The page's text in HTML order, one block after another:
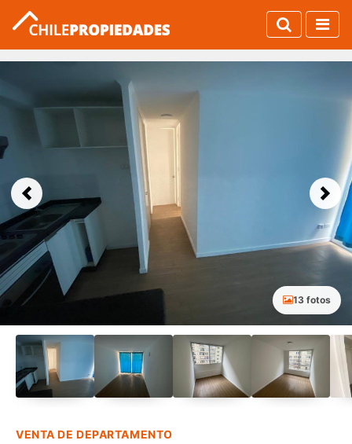
Previous Next
13 fotos
VENTA DE DEPARTAMENTO